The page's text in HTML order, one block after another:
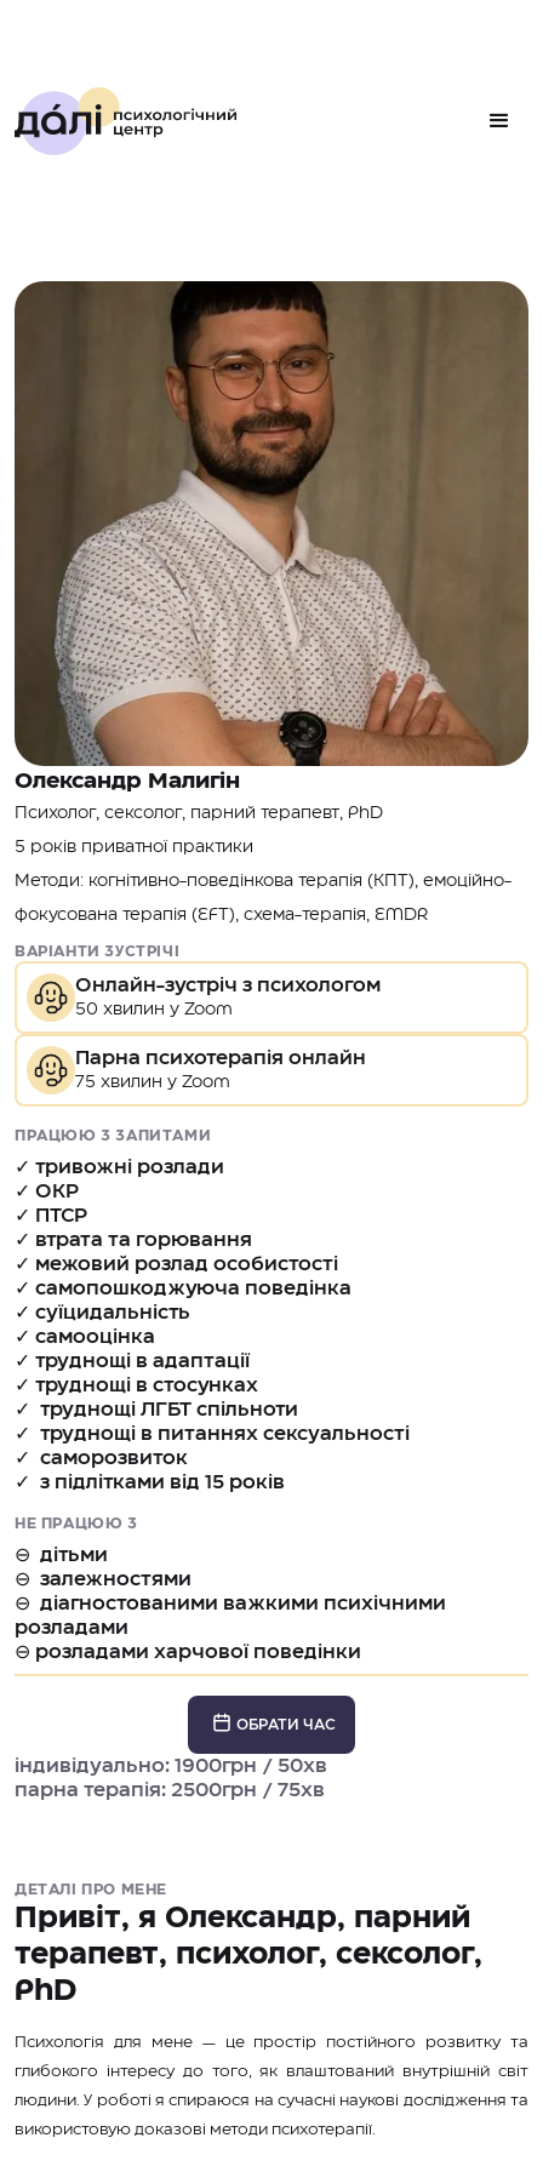
Олександр Малигін
Психолог, сексолог, парний терапевт, PhD
5 років приватної практики
Методи: когнітивно-поведінкова терапія (КПТ), емоційно-
фокусована терапія (EFT), схема-терапія, EMDR
ВАРІАНТИ ЗУСТРІЧІ
Онлайн-зустріч з психологом
50 хвилин у Zoom
Парна психотерапія онлайн
75 хвилин у Zoom
ПРАЦЮЮ З ЗАПИТАМИ
✓ тривожні розлади
✓ ОКР
✓ ПТСР
✓ втрата та горювання
✓ межовий розлад особистості
✓ самопошкоджуюча поведінка
✓ суїцидальність
✓ самооцінка
✓ труднощі в адаптації
✓ труднощі в стосунках
✓ труднощі ЛГБТ спільноти
✓ труднощі в питаннях сексуальності
✓ саморозвиток
✓ з підлітками від 15 років
НЕ ПРАЦЮЮ З
⊖ дітьми
⊖ залежностями
⊖ діагностованими важкими психічними
розладами
⊖ розладами харчової поведінки
ОБРАТИ ЧАС
індивідуально: 1900грн / 50хв
парна терапія: 2500грн / 75хв
ДЕТАЛІ ПРО МЕНЕ
Привіт, я Олександр, парний
терапевт, психолог, сексолог,
PhD
Психологія для мене — це простір постійного розвитку та
глибокого інтересу до того, як влаштований внутрішній світ
людини. У роботі я спираюся на сучасні наукові дослідження та
використовую доказові методи психотерапії.